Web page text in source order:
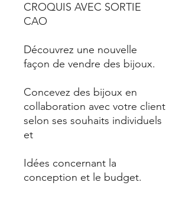
CROQUIS AVEC SORTIE
CAO
Découvrez une nouvelle
façon de vendre des bijoux.
Concevez des bijoux en
collaboration avec votre client
selon ses souhaits individuels
et
Idées concernant la
conception et le budget.